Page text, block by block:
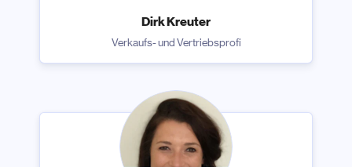
Dirk Kreuter
Verkaufs- und Vertriebsprofi